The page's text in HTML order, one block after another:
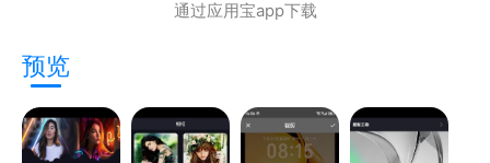
通过应用宝app下载
预览